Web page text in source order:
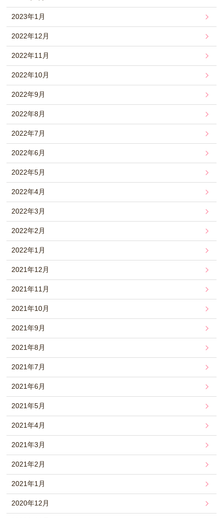
2023年1月
2022年12月
2022年11月
2022年10月
2022年9月
2022年8月
2022年7月
2022年6月
2022年5月
2022年4月
2022年3月
2022年2月
2022年1月
2021年12月
2021年11月
2021年10月
2021年9月
2021年8月
2021年7月
2021年6月
2021年5月
2021年4月
2021年3月
2021年2月
2021年1月
2020年12月